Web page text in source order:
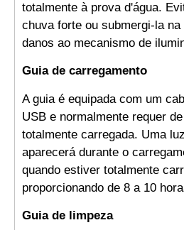
totalmente à prova d'água.
chuva forte ou submergi-la
danos ao mecanismo de
Guia de carregamento
A guia é equipada com um
USB e normalmente requer
totalmente carregada. Uma
aparecerá durante o
quando estiver totalmente
proporcionando de 8 a 10
Guia de limpeza